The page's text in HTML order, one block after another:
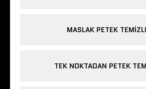
MASLAK PETEK
TEK NOKTADAN PETEK